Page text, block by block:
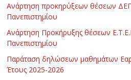
Ανάρτηση προκηρύξεων θέσεων
Πανεπιστημίου
Ανάρτηση Προκήρυξης θέσεων
Πανεπιστημίου
Παράταση δηλώσεων μαθημάτων
Έτους 2025-2026